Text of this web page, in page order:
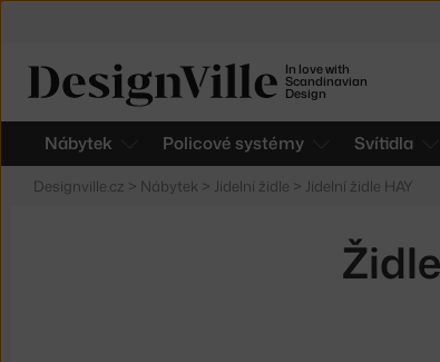
In love with
Scandinavian
Design
Nábytek Policové systémy Svítidla
Designville.cz > Nábytek > Jídelní židle > Jídelní židle HAY